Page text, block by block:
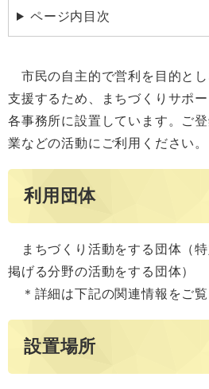
ページ内目次
市民の自主的で営利を目的と
支援するため、まちづくりサポ
各事務所に設置しています。ご
業などの活動にご利用ください。
利用団体
まちづくり活動をする団体（
掲げる分野の活動をする団体）
＊詳細は下記の関連情報をご覧
設置場所